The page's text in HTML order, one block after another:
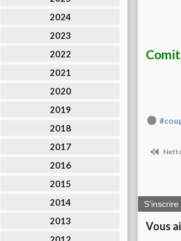
2024
2023
2022
2021
2020
2019
2018
2017
2016
2015
2014
2013
Vous